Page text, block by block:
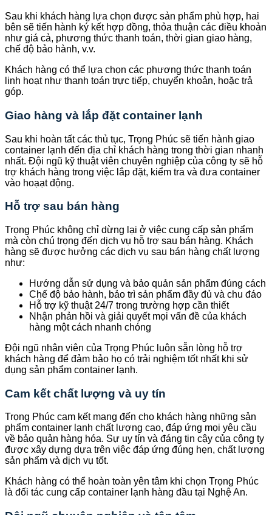
Sau khi khách hàng lựa chọn được sản phẩm phù hợp, hai
bên sẽ tiến hành ký kết hợp đồng, thỏa thuận các điều khoản
như giá cả, phương thức thanh toán, thời gian giao hàng,
chế độ bảo hành, v.v.
Khách hàng có thể lựa chọn các phương thức thanh toán
linh hoạt như thanh toán trực tiếp, chuyển khoản, hoặc trả
góp.
Giao hàng và lắp đặt container lạnh
Sau khi hoàn tất các thủ tục, Trọng Phúc sẽ tiến hành giao
container lạnh đến địa chỉ khách hàng trong thời gian nhanh
nhất. Đội ngũ kỹ thuật viên chuyên nghiệp của công ty sẽ hỗ
trợ khách hàng trong việc lắp đặt, kiểm tra và đưa container
vào hoạạt động.
Hỗ trợ sau bán hàng
Trọng Phúc không chỉ dừng lại ở việc cung cấp sản phẩm
mà còn chú trọng đến dịch vụ hỗ trợ sau bán hàng. Khách
hàng sẽ được hưởng các dịch vụ sau bán hàng chất lượng
như:
Hướng dẫn sử dụng và bảo quản sản phẩm đúng cách
Chế độ bảo hành, bảo trì sản phẩm đầy đủ và chu đáo
Hỗ trợ kỹ thuật 24/7 trong trường hợp cần thiết
Nhận phản hồi và giải quyết mọi vấn đề của khách
hàng một cách nhanh chóng
Đội ngũ nhân viên của Trọng Phúc luôn sẵn lòng hỗ trợ
khách hàng để đảm bảo họ có trải nghiệm tốt nhất khi sử
dụng sản phẩm container lạnh.
Cam kết chất lượng và uy tín
Trọng Phúc cam kết mang đến cho khách hàng những sản
phẩm container lạnh chất lượng cao, đáp ứng mọi yêu cầu
về bảo quản hàng hóa. Sự uy tín và đáng tin cậy của công ty
được xây dựng dựa trên việc đáp ứng đúng hẹn, chất lượng
sản phẩm và dịch vụ tốt.
Khách hàng có thể hoàn toàn yên tâm khi chọn Trọng Phúc
là đối tác cung cấp container lạnh hàng đầu tại Nghệ An.